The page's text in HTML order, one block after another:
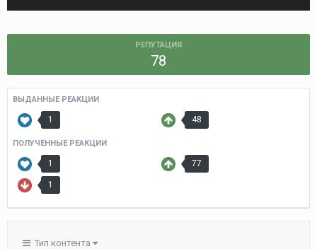
РЕПУТАЦИЯ
78
ВЫДАННЫЕ РЕАКЦИИ
1 48
ПОЛУЧЕННЫЕ РЕАКЦИИ
1 77
1
Тип контента